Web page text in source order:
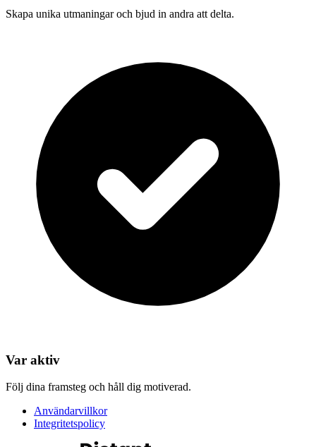
Skapa unika utmaningar och bjud in andra att delta.
Var aktiv
Följ dina framsteg och håll dig motiverad.
Användarvillkor
Integritetspolicy